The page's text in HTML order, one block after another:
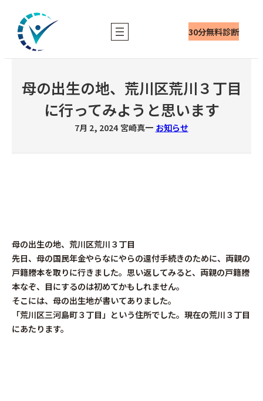
30分無料診断
母の出生の地、荒川区荒川３丁目
に行ってみようと思います
7月 2, 2024 宮崎真一 お知らせ
母の出生の地、荒川区荒川３丁目
先日、母の国民年金やらなにやらの還付手続きのために、両親の
戸籍謄本を取りに行きました。思い返してみると、両親の戸籍謄
本なぞ、目にするのは初めてかもしれません。
そこには、母の出生地が書いてありました。
「荒川区三河島町３丁目」という住所でした。現在の荒川３丁目
にあたります。